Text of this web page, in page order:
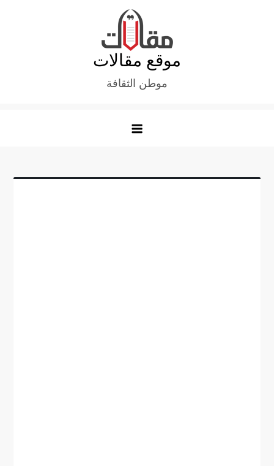
موقع مقالات
موطن الثقافة